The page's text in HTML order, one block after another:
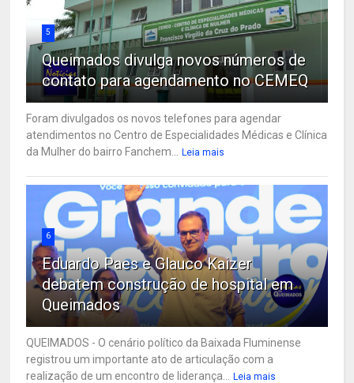
5
Queimados divulga novos números de
contato para agendamento no CEMEQ
Foram divulgados os novos telefones para agendar
atendimentos no Centro de Especialidades Médicas e Clínica
da Mulher do bairro Fanchem...
Leia mais
6
Eduardo Paes e Glauco Kaizer
debatem construção de hospital em
Queimados
QUEIMADOS - O cenário político da Baixada Fluminense
registrou um importante ato de articulação com a
realização de um encontro de liderança...
Leia mais